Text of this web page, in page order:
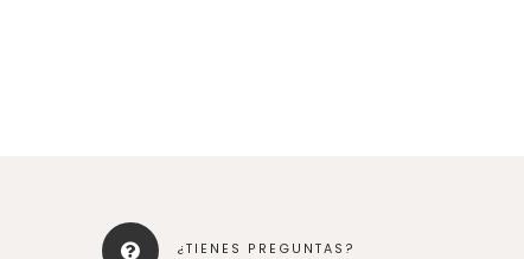
¿TIENES PREGUNTAS?